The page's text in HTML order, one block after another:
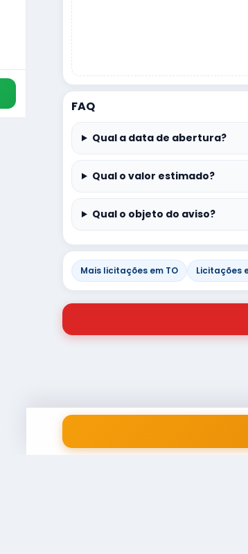
FAQ
Qual a data de abertura?
Qual o valor estimado?
Qual o objeto do aviso?
Mais licitações em TO Licitações